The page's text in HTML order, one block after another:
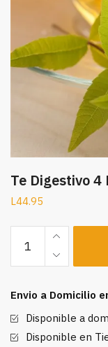
Te Digestivo 4
L44.95
Digestivo
4
Del
Bosque
80
Envio a Domicilio
Disponible a
Disponible en